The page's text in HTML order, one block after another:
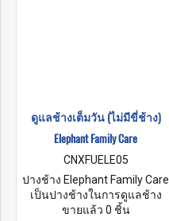
ดูแลช้างเต็มวัน (ไม่มีขี่ช้าง)
Elephant Family Care
CNXFUELE05
ปางช้าง Elephant Family Care
เป็นปางช้างในการดูแลช้าง
สร้างขึ้นเพื่อสำหรับผู้ที่รักช้าง
ขายแล้ว 0 ชิ้น